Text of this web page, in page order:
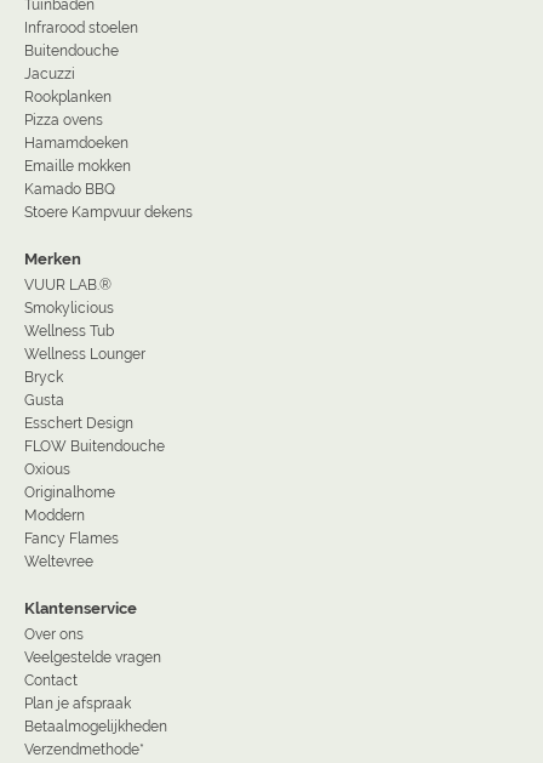
Tuinbaden
Infrarood stoelen
Buitendouche
Jacuzzi
Rookplanken
Pizza ovens
Hamamdoeken
Emaille mokken
Kamado BBQ
Stoere Kampvuur dekens
Merken
VUUR LAB.®
Smokylicious
Wellness Tub
Wellness Lounger
Bryck
Gusta
Esschert Design
FLOW Buitendouche
Oxious
Originalhome
Moddern
Fancy Flames
Weltevree
Klantenservice
Over ons
Veelgestelde vragen
Contact
Plan je afspraak
Betaalmogelijkheden
Verzendmethode*